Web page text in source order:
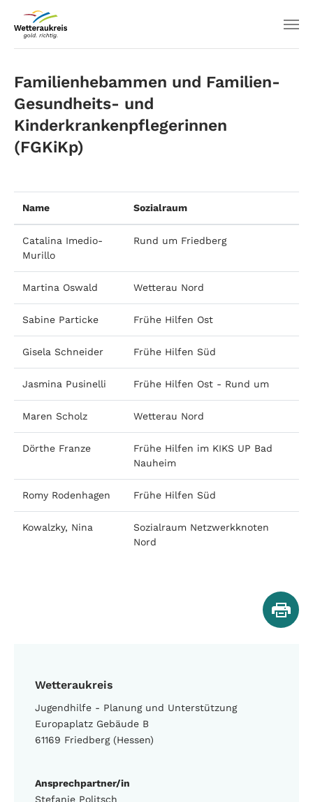
Wetteraukreis
Jugendhilfe - Planung und Unterstützung
Europaplatz Gebäude B
61169 Friedberg (Hessen)
Ansprechpartner/in
Stefanie Politsch
Familienhebammen und Familien-
Gesundheits- und
Kinderkrankenpflegerinnen
(FGKiKp)
Name Sozialraum
Catalina Imedio-
Murillo
Rund um Friedberg
Martina Oswald Wetterau Nord
Sabine Particke Frühe Hilfen Ost
Gisela Schneider Frühe Hilfen Süd
Jasmina Pusinelli Frühe Hilfen Ost - Rund um
Maren Scholz Wetterau Nord
Dörthe Franze
Frühe Hilfen im KIKS UP Bad
Nauheim
Romy Rodenhagen Frühe Hilfen Süd
Kowalzky, Nina
Sozialraum Netzwerkknoten
Nord